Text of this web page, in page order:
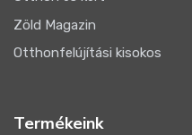
Zöld Magazin
Otthonfelújítási kisokos
Termékeink